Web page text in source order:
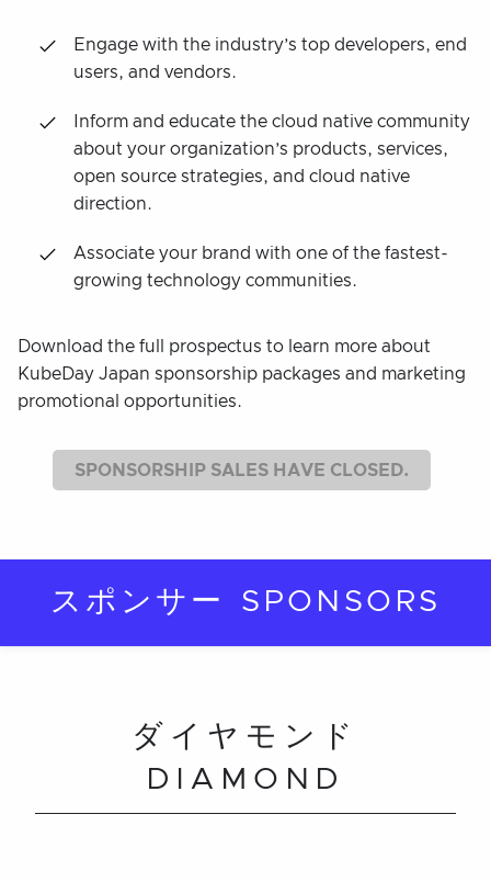
Engage with the industry’s top developers, end
users, and vendors.
Inform and educate the cloud native community
about your organization’s products, services,
open source strategies, and cloud native
direction.
Associate your brand with one of the fastest-
growing technology communities.
Download the full prospectus to learn more about
KubeDay Japan sponsorship packages and marketing
promotional opportunities.
SPONSORSHIP SALES HAVE CLOSED.
スポンサー SPONSORS
ダイヤモンド
DIAMOND